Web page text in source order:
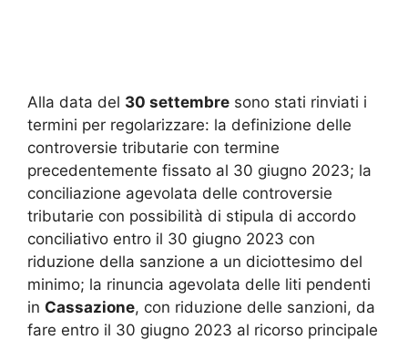
Alla data del 30 settembre sono stati rinviati i
termini per regolarizzare: la definizione delle
controversie tributarie con termine
precedentemente fissato al 30 giugno 2023; la
conciliazione agevolata delle controversie
tributarie con possibilità di stipula di accordo
conciliativo entro il 30 giugno 2023 con
riduzione della sanzione a un diciottesimo del
minimo; la rinuncia agevolata delle liti pendenti
in Cassazione, con riduzione delle sanzioni, da
fare entro il 30 giugno 2023 al ricorso principale